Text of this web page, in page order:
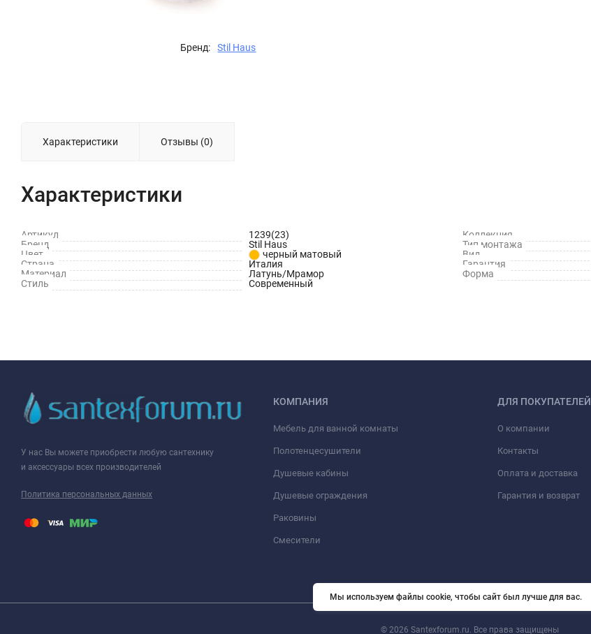
Бренд: Stil Haus
Характеристики Отзывы (0)
Характеристики
Артикул 1239(23) Коллекция
Бренд
Stil Haus Тип монтажа
Цвет
черный матовый Вид
Страна
Италия Гарантия
Материал
Латунь/Мрамор Форма
Стиль
Современный
У нас Вы можете приобрести любую сантехнику
и аксессуары всех производителей
Политика персональных данных
КОМПАНИЯ
Мебель для ванной комнаты
Полотенцесушители
Душевые кабины
Душевые ограждения
Раковины
Смесители
ДЛЯ ПОКУПАТЕЛЕЙ
О компании
Контакты
Оплата и доставка
Гарантия и возврат
© 2026 Santexforum.ru. Все права защищены
Мы используем файлы cookie, чтобы сайт был лучше для вас.